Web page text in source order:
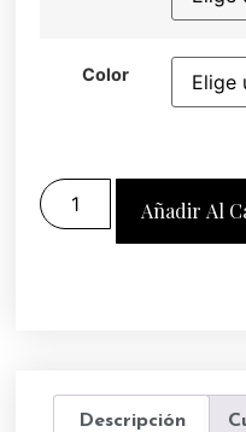
Color
Añadir Al
Descripción